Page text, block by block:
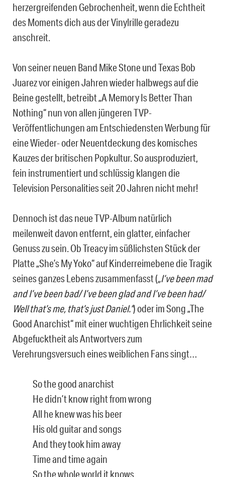
herzergreifenden Gebrochenheit, wenn die Echtheit
des Moments dich aus der Vinylrille geradezu
anschreit.
Von seiner neuen Band Mike Stone und Texas Bob
Juarez vor einigen Jahren wieder halbwegs auf die
Beine gestellt, betreibt „A Memory Is Better Than
Nothing“ nun von allen jüngeren TVP-
Veröffentlichungen am Entschiedensten Werbung für
eine Wieder- oder Neuentdeckung des komisches
Kauzes der britischen Popkultur. So ausproduziert,
fein instrumentiert und schlüssig klangen die
Television Personalities seit 20 Jahren nicht mehr!
Dennoch ist das neue TVP-Album natürlich
meilenweit davon entfernt, ein glatter, einfacher
Genuss zu sein. Ob Treacy im süßlichsten Stück der
Platte „She’s My Yoko“ auf Kinderreimebene die Tragik
seines ganzes Lebens zusammenfasst („I’ve been mad
and I’ve been bad/ I’ve been glad and I’ve been had/
Well that’s me, that’s just Daniel.“) oder im Song „The
Good Anarchist“ mit einer wuchtigen Ehrlichkeit seine
Abgefucktheit als Antwortvers zum
Verehrungsversuch eines weiblichen Fans singt…
So the good anarchist
He didn’t know right from wrong
All he knew was his beer
His old guitar and songs
And they took him away
Time and time again
So the whole world it knows